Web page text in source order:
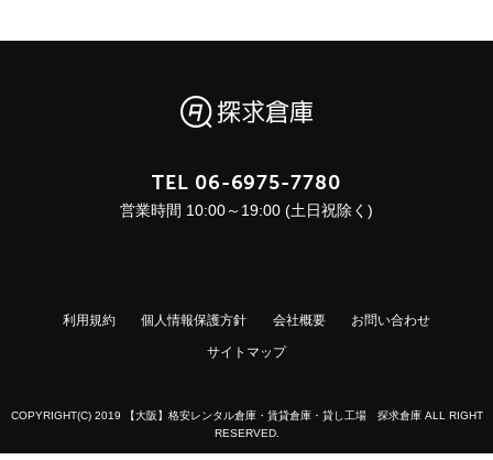
TEL 06-6975-7780
営業時間 10:00～19:00 (土日祝除く)
利用規約 個人情報保護方針 会社概要 お問い合わせ
サイトマップ
COPYRIGHT(C) 2019 【大阪】格安レンタル倉庫・賃貸倉庫・貸し工場 探求倉庫 ALL RIGHT
RESERVED.